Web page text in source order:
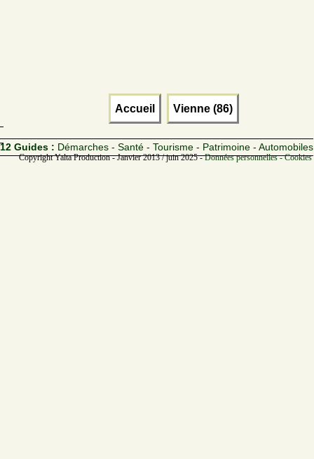
Accueil Vienne (86)
12 Guides : Démarches - Santé - Tourisme - Patrimoine - Automobiles
Copyright Yalta Production - Janvier 2013 / juin 2025 -Données personnelles -